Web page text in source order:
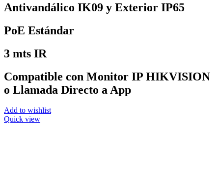
Antivandálico IK09 y Exterior IP65
PoE Estándar
3 mts IR
Compatible con Monitor IP HIKVISION
o Llamada Directo a App
Add to wishlist
Quick view